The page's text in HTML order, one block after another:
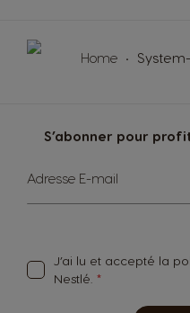
Home
S’abonner pour
Up
Adresse E-mail
J’ai lu et accepté la
Nestlé.